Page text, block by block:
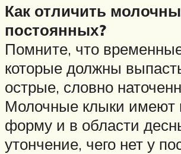
Как отличить
постоянных?
Помните, что
которые должны
острые, словно
Молочные клыки имеют
форму и в области
утончение, чего нет у